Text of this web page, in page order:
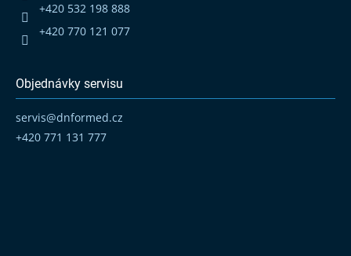
+420 532 198 888
+420 770 121 077
Objednávky servisu
servis@dnformed.cz
+420 771 131 777